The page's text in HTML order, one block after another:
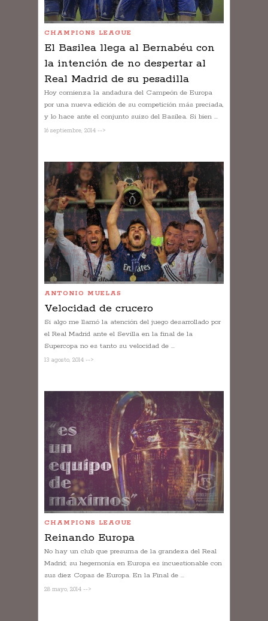
CHAMPIONS LEAGUE
El Basilea llega al Bernabéu con
la intención de no despertar al
Real Madrid de su pesadilla
Hoy comienza la andadura del Campeón de Europa
por una nueva edición de su competición más preciada,
y lo hace ante el conjunto suizo del Basilea. Si bien ...
16 septiembre, 2014 -->
ANTONIO MUELAS
Velocidad de crucero
Si algo me llamó la atención del juego desarrollado por
el Real Madrid ante el Sevilla en la final de la
Supercopa no es tanto su velocidad de ...
13 agosto, 2014 -->
CHAMPIONS LEAGUE
Reinando Europa
No hay un club que presuma de la grandeza del Real
Madrid; su hegemonía en Europa es incuestionable con
sus diez Copas de Europa. En la Final de ...
28 mayo, 2014 -->